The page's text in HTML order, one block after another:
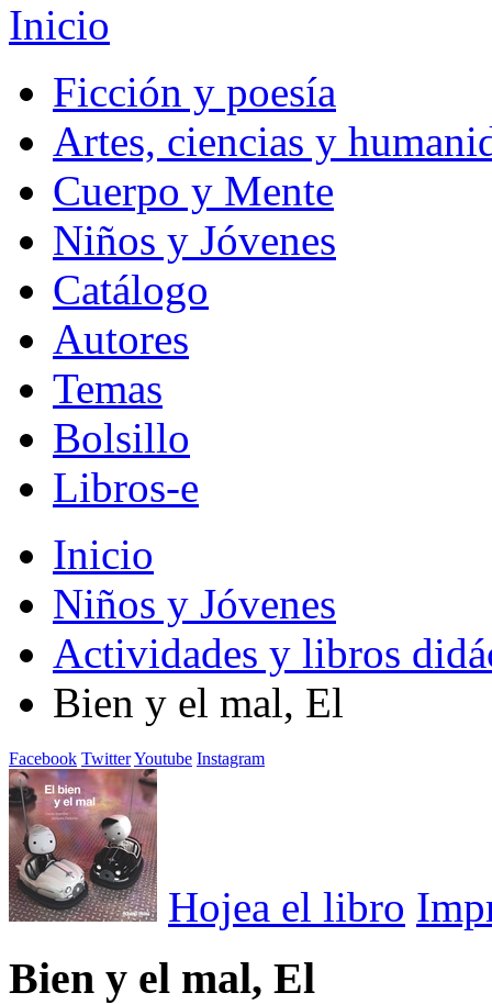
Inicio
Ficción y poesía
Artes, ciencias y
Cuerpo y Mente
Niños y Jóvenes
Catálogo
Autores
Temas
Bolsillo
Libros-e
Inicio
Niños y Jóvenes
Actividades y libros
Bien y el mal, El
Facebook TwitterYoutube Instagram
Hojea el libro
Bien y el mal, El